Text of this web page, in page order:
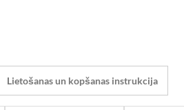
Lietošanas un kopšanas instrukcija